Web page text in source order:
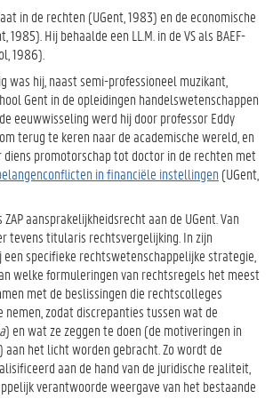
in de rechten (UGent, 1983) en de economische
1985). Hij behaalde een LL.M. in de VS als BAEF-
1986).
was hij, naast semi-professioneel muzikant,
Gent in de opleidingen handelswetenschappen
eeuwwisseling werd hij door professor Eddy
terug te keren naar de academische wereld, en
diens promotorschap tot doctor in de rechten met
in financiële instellingen (UGent,
aansprakelijkheidsrecht aan de UGent. Van
tevens titularis rechtsvergelijking. In zijn
specifieke rechtswetenschappelijke strategie,
welke formuleringen van rechtsregels het meest
met de beslissingen die rechtscolleges
zodat discrepanties tussen wat de
) en wat ze zeggen te doen (de motiveringen in
aan het licht worden gebracht. Zo wordt de
aan de hand van de juridische realiteit,
verantwoorde weergave van het bestaande